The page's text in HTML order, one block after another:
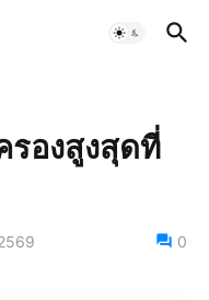
องสูงสุดที่
0